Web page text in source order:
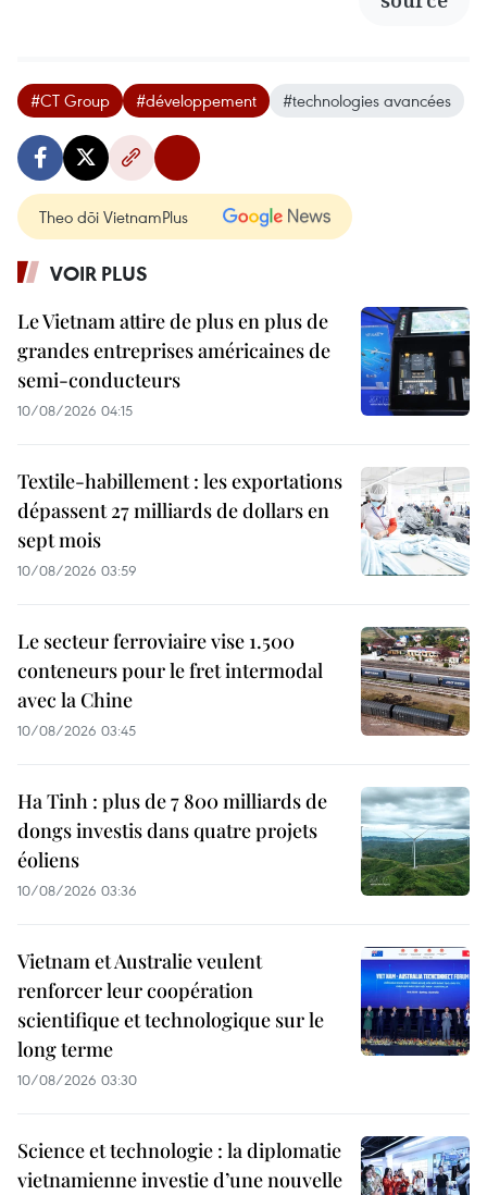
#CT Group #développement #technologies avancées
Theo dõi VietnamPlus
VOIR PLUS
Le Vietnam attire de plus en plus de
grandes entreprises américaines de
semi-conducteurs
10/08/2026 04:15
Textile-habillement : les exportations
dépassent 27 milliards de dollars en
sept mois
10/08/2026 03:59
Le secteur ferroviaire vise 1.500
conteneurs pour le fret intermodal
avec la Chine
10/08/2026 03:45
Ha Tinh : plus de 7 800 milliards de
dongs investis dans quatre projets
éoliens
10/08/2026 03:36
Vietnam et Australie veulent
renforcer leur coopération
scientifique et technologique sur le
long terme
10/08/2026 03:30
Science et technologie : la diplomatie
vietnamienne investie d’une nouvelle